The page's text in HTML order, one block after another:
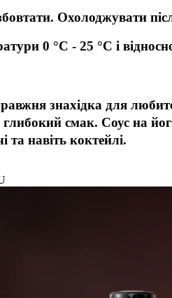
Охолоджувати
0 °C - 25 °C і
знахідка для
глибокий смак. Соус на
та навіть коктейлі.